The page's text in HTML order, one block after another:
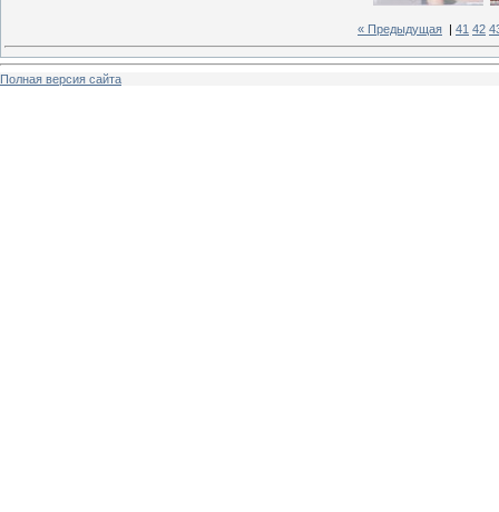
« Предыдущая 41 42
Полная версия сайта